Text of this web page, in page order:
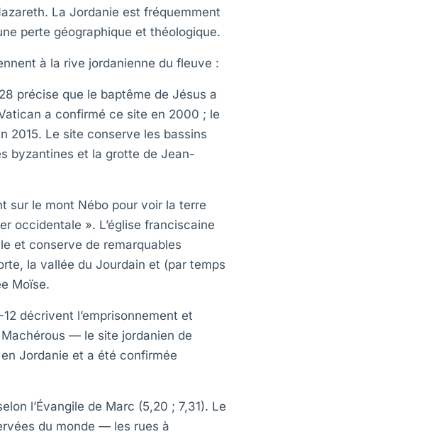
La Jordanie est fréquemment
perte géographique et théologique.
à la rive jordanienne du fleuve :
précise que le baptême de Jésus a
a confirmé ce site en 2000 ; le
2015. Le site conserve les bassins
byzantines et la grotte de Jean-
sur le mont Nébo pour voir la terre
occidentale ». L’église franciscaine
et conserve de remarquables
la vallée du Jourdain et (par temps
Moïse.
décrivent l’emprisonnement et
— le site jordanien de
Jordanie et a été confirmée
l’Évangile de Marc (5,20 ; 7,31). Le
du monde — les rues à